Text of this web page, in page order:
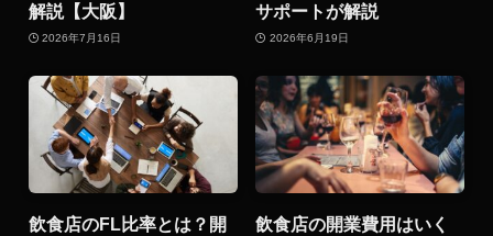
解説【大阪】
2026年7月16日
サポートが解説
2026年6月19日
飲食店のFL比率とは？開
飲食店の開業費用はいく